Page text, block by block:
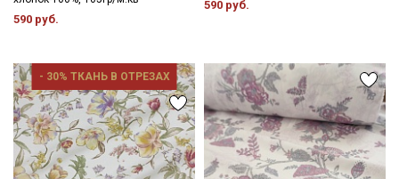
590 руб.
590 руб.
- 30% ТКАНЬ В ОТРЕЗАХ